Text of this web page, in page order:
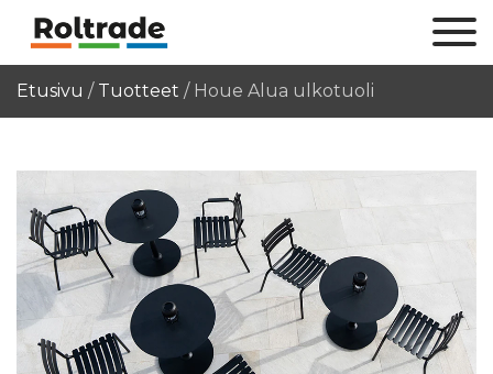
Etusivu / Tuotteet / Houe Alua ulkotuoli